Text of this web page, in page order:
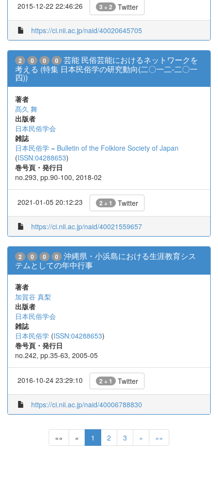
2015-12-22 22:46:26 3 + 2 Twitter
https://ci.nii.ac.jp/naid/40020645705
2 0 0 0
芸能 民俗芸能におけるネットワークを
考える (特集 日本民俗学の研究動向(二〇一二-二〇一
四))
著者
髙久 舞
出版者
日本民俗学会
雑誌
日本民俗学 = Bulletin of the Folklore Society of Japan
(ISSN:04288653)
巻号頁・発行日
no.293, pp.90-100, 2018-02
2021-01-05 20:12:23 2 + 1 Twitter
https://ci.nii.ac.jp/naid/40021559657
2 0 0 0
沖縄県・小浜島における生涯教育シス
テムとしての年中行事
著者
加賀谷 真梨
出版者
日本民俗学会
雑誌
日本民俗学 (ISSN:04288653)
巻号頁・発行日
no.242, pp.35-63, 2005-05
2016-10-24 23:29:10 2 + 1 Twitter
https://ci.nii.ac.jp/naid/40006788830
«« « 1 2 3 » »»